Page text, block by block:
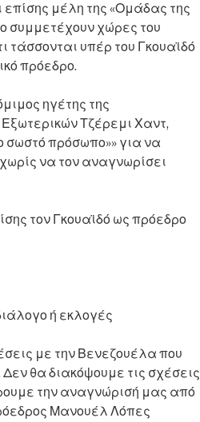
επίσης μέλη της «Ομάδας της
συμμετέχουν χώρες του
τάσσονται υπέρ του Γκουαϊδό
πρόεδρο.
ηγέτης της
Τζέρεμι Χαντ,
σωστό πρόσωπο»» για να
να τον αναγνωρίσει
τον Γκουαϊδό ως πρόεδρο
ή εκλογές
με την Βενεζουέλα που
θα διακόψουμε τις σχέσεις
την αναγνώρισή μας από
Μανουέλ Λόπες